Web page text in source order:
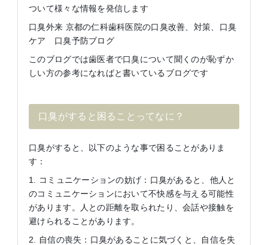
ついて様々な情報を発信します
口臭外来 京都の仁科歯科医院の口臭改善、対策、口臭
ケア 口臭予防ブログ
このブログでは歯医者で口臭について聞くのが恥ずか
しい方の参考になればと書いているブログです
口臭がすると困ることってなに？
口臭がすると、以下のような事で困ることがありま
す：
1. コミュニケーションの妨げ：口臭があると、他人と
のコミュニケーションにおいて不快感を与える可能性
があります。人との距離を取られたり、会話や接触を
避けられることがあります。
2. 自信の喪失：口臭があることに気づくと、自信を失